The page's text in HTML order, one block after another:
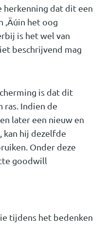
herkenning dat dit een
‚Äúin het oog
is het wel van
beschrijvend mag
is dat dit
ras. Indien de
later een nieuw en
hij dezelfde
Onder deze
goodwill
tijdens het bedenken